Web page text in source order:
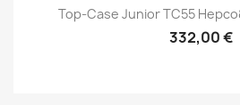
Top-Case Junior TC55
332,00 €